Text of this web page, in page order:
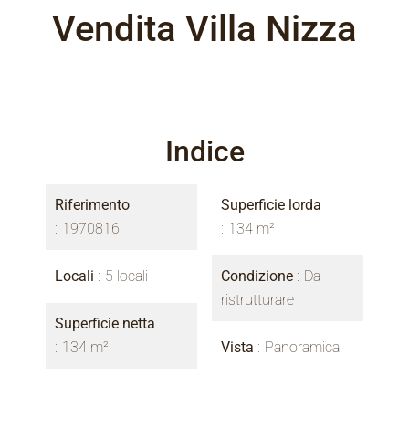
Vendita Villa Nizza
Indice
Riferimento
1970816
Locali 5 locali
Superficie netta
134 m²
Superficie lorda
134 m²
Condizione
Da
ristrutturare
Vista Panoramica